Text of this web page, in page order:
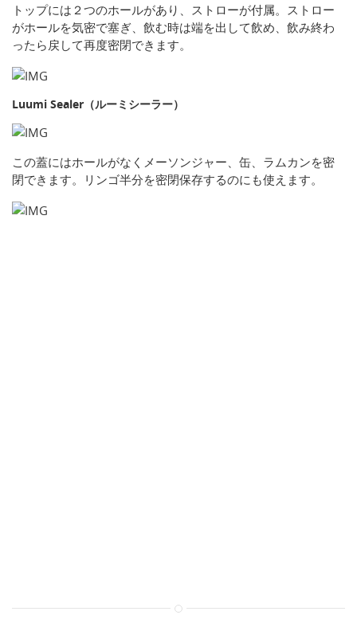
トップには２つのホールがあり、ストローが付属。ストロー
がホールを気密で塞ぎ、飲む時は端を出して飲め、飲み終わ
ったら戻して再度密閉できます。
Luumi Sealer（ルーミシーラー）
この蓋にはホールがなくメーソンジャー、缶、ラムカンを密
閉できます。リンゴ半分を密閉保存するのにも使えます。